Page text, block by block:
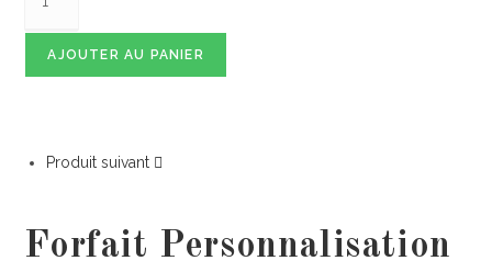
AJOUTER AU PANIER
Produit suivant
Forfait Personnalisation